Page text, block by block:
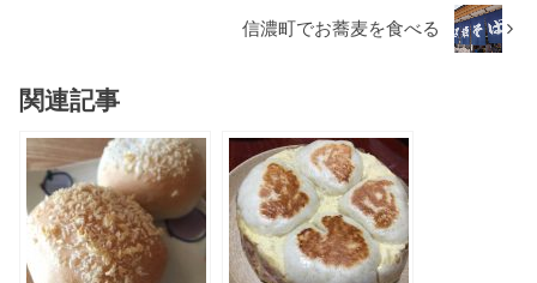
信濃町でお蕎麦を食べる
関連記事